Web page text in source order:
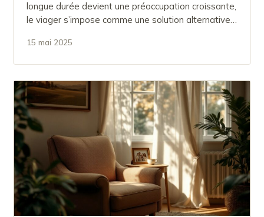
longue durée devient une préoccupation croissante,
le viager s’impose comme une solution alternative…
15 mai 2025